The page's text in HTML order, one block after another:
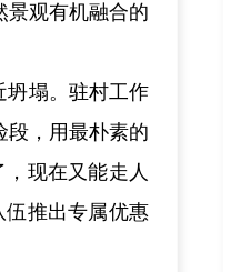
景观有机融合的
塌。驻村工作
段，用最朴素的
现在又能走人
伍推出专属优惠